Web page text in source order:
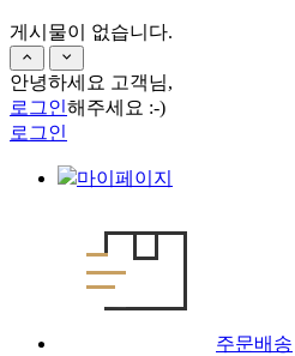
게시물이 없습니다.
안녕하세요 고객님,
로그인해주세요 :-)
로그인
마이페이지
주문배송